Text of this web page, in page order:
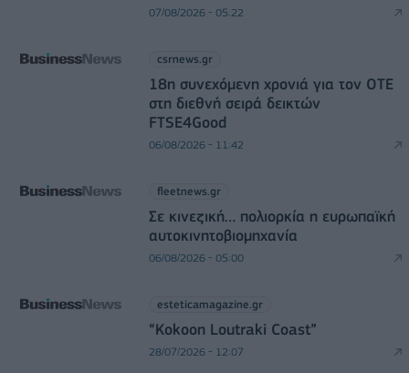
07/08/2026 - 05:22
csrnews.gr
18η συνεχόμενη χρονιά για τον ΟΤΕ
στη διεθνή σειρά δεικτών
FTSE4Good
06/08/2026 - 11:42
fleetnews.gr
Σε κινεζική… πολιορκία η ευρωπαϊκή
αυτοκινητοβιομηχανία
06/08/2026 - 05:00
esteticamagazine.gr
“Kokoon Loutraki Coast”
28/07/2026 - 12:07